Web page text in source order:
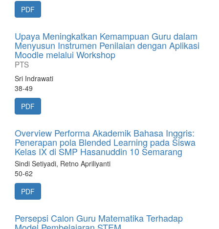
PDF
Upaya Meningkatkan Kemampuan Guru dalam
Menyusun Instrumen Penilaian dengan Aplikasi
Moodle melalui Workshop
PTS
Sri Indrawati
38-49
PDF
Overview Performa Akademik Bahasa Inggris:
Penerapan pola Blended Learning pada Siswa
Kelas IX di SMP Hasanuddin 10 Semarang
Sindi Setiyadi, Retno Apriliyanti
50-62
PDF
Persepsi Calon Guru Matematika Terhadap